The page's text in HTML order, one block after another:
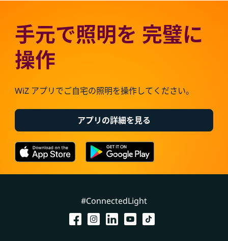
手元で照明を 完璧に
操作
WiZ アプリでご自宅の照明を操作してください。
アプリの詳細を見る
#ConnectedLight